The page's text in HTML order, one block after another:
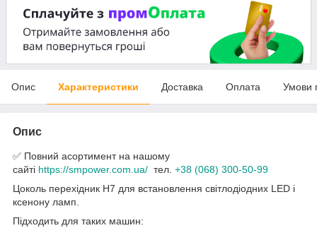
Опис Характеристики Доставка Оплата Умови
Опис
✅ Повний асортимент на нашому
сайті https://smpower.com.ua/ тел. +38 (068) 300-50-99
Цоколь перехідник H7 для встановлення світлодіодних LED і
ксенону ламп.
Підходить для таких машин: